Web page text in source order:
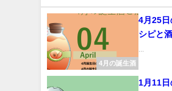
4月の誕生酒
4月25日
シピと
1月11